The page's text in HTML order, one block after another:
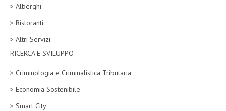
ALTA FORMAZIONE
LA RIVISTA
> Alberghi
> Ristoranti
> Altri Servizi
RICERCA E SVILUPPO
> Criminologia e Criminalistica Tributaria
> Economia Sostenibile
> Smart City